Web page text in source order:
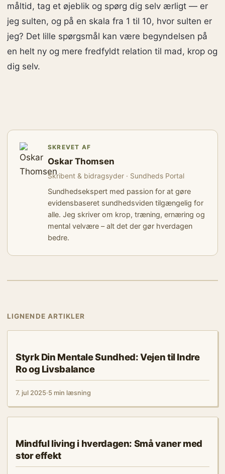
måltid, tag et øjeblik og spørg dig selv ærligt — er
jeg sulten, og på en skala fra 1 til 10, hvor sulten er
jeg? Det lille spørgsmål kan være begyndelsen på
en helt ny og mere fredfyldt relation til mad, krop og
dig selv.
SKREVET AF
Oskar Thomsen
Skribent & bidragsyder · Sundheds Portal
Sundhedsekspert med passion for at gøre
evidensbaseret sundhedsviden tilgængelig for
alle. Jeg skriver om krop, træning, ernæring og
mental velvære – alt det der gør hverdagen
bedre.
LIGNENDE ARTIKLER
Styrk Din Mentale Sundhed: Vejen til Indre
Ro og Livsbalance
7. jul 2025·5 min læsning
Mindful living i hverdagen: Små vaner med
stor effekt